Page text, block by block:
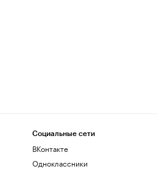
Социальные сети
ВКонтакте
Одноклассники